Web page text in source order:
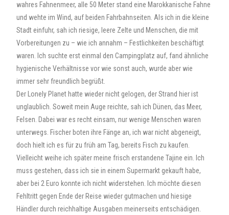
wahres Fahnenmeer, alle 50 Meter stand eine Marokkanische Fahne
und wehte im Wind, auf beiden Fahrbahnseiten. Als ich in die kleine
Stadt einfuhr, sah ich riesige, leere Zelte und Menschen, die mit
Vorbereitungen zu – wie ich annahm – Festlichkeiten beschäftigt
waren. Ich suchte erst einmal den Campingplatz auf, fand ähnliche
hygienische Verhältnisse vor wie sonst auch, wurde aber wie
immer sehr freundlich begrüßt.
Der Lonely Planet hatte wieder nicht gelogen, der Strand hier ist
unglaublich. Soweit mein Auge reichte, sah ich Dünen, das Meer,
Felsen. Dabei war es recht einsam, nur wenige Menschen waren
unterwegs. Fischer boten ihre Fänge an, ich war nicht abgeneigt,
doch hielt ich es für zu früh am Tag, bereits Fisch zu kaufen.
Vielleicht weihe ich später meine frisch erstandene Tajine ein. Ich
muss gestehen, dass ich sie in einem Supermarkt gekauft habe,
aber bei 2 Euro konnte ich nicht widerstehen. Ich möchte diesen
Fehltritt gegen Ende der Reise wieder gutmachen und hiesige
Händler durch reichhaltige Ausgaben meinerseits entschädigen.